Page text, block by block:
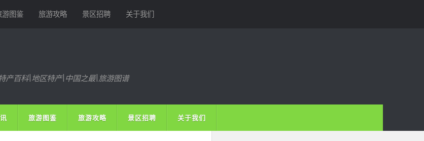
游图鉴 旅游攻略 景区招聘 关于我们
产百科|地区特产|中国之最|旅游图谱
旅游图鉴 旅游攻略 景区招聘 关于我们